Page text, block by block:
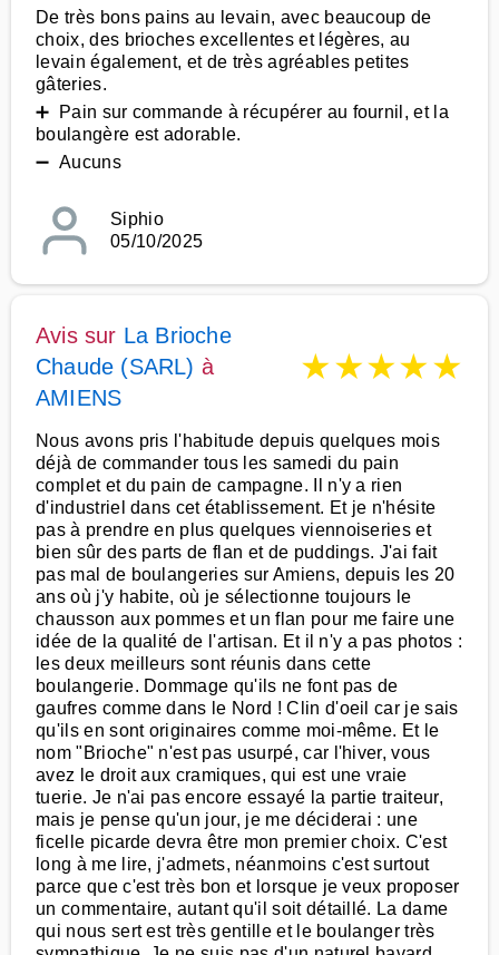
De très bons pains au levain, avec beaucoup de
choix, des brioches excellentes et légères, au
levain également, et de très agréables petites
gâteries.
➕ Pain sur commande à récupérer au fournil, et la
boulangère est adorable.
➖ Aucuns
Siphio
05/10/2025
Avis sur La Brioche
Chaude (SARL) à
AMIENS
★★★★★
Nous avons pris l'habitude depuis quelques mois
déjà de commander tous les samedi du pain
complet et du pain de campagne. Il n'y a rien
d'industriel dans cet établissement. Et je n'hésite
pas à prendre en plus quelques viennoiseries et
bien sûr des parts de flan et de puddings. J'ai fait
pas mal de boulangeries sur Amiens, depuis les 20
ans où j'y habite, où je sélectionne toujours le
chausson aux pommes et un flan pour me faire une
idée de la qualité de l'artisan. Et il n'y a pas photos :
les deux meilleurs sont réunis dans cette
boulangerie. Dommage qu'ils ne font pas de
gaufres comme dans le Nord ! Clin d'oeil car je sais
qu'ils en sont originaires comme moi-même. Et le
nom "Brioche" n'est pas usurpé, car l'hiver, vous
avez le droit aux cramiques, qui est une vraie
tuerie. Je n'ai pas encore essayé la partie traiteur,
mais je pense qu'un jour, je me déciderai : une
ficelle picarde devra être mon premier choix. C'est
long à me lire, j'admets, néanmoins c'est surtout
parce que c'est très bon et lorsque je veux proposer
un commentaire, autant qu'il soit détaillé. La dame
qui nous sert est très gentille et le boulanger très